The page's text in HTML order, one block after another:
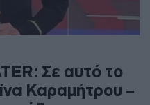
Σε αυτό το
Καραμήτρου –